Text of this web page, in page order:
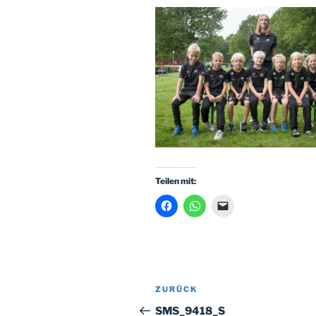
Teilen mit:
Beitragsnavigation
Vorheriger
Beitrag
ZURÜCK
SMS_9418_S